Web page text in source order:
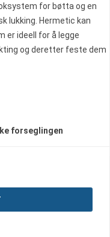
for bøtta og en
lukking. Hermetic kan
er ideell for å legge
og deretter feste dem
forseglingen